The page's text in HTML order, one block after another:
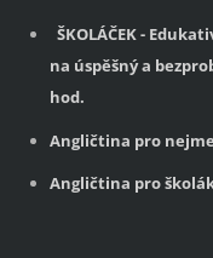
ŠKOLÁČEK-
na úspěšný a
hod.
Angličtina pro
Angličtina pro